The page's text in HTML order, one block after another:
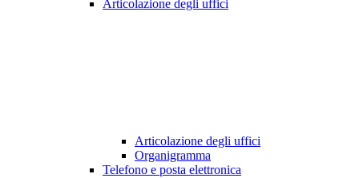
Articolazione degli uffici
Articolazione degli uffici
Organigramma
Telefono e posta elettronica